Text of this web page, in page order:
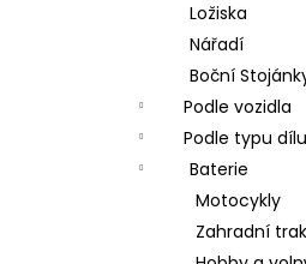
Ložiska
Nářadí
Boční
Podle vozidla
Podle typu dílu
Baterie
Motocykly
Zahradní